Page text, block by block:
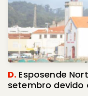
D. Esposende
setembro devido